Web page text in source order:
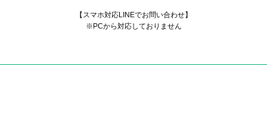
【スマホ対応LINEでお問い合わせ】
※PCから対応しておりません